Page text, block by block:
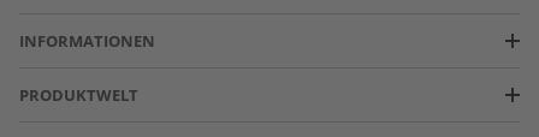
INFORMATIONEN
PRODUKTWELT